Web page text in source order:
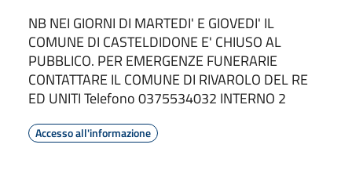
NB NEI GIORNI DI MARTEDI' E GIOVEDI' IL
COMUNE DI CASTELDIDONE E' CHIUSO AL
PUBBLICO. PER EMERGENZE FUNERARIE
CONTATTARE IL COMUNE DI RIVAROLO DEL RE
ED UNITI Telefono 0375534032 INTERNO 2
Accesso all'informazione